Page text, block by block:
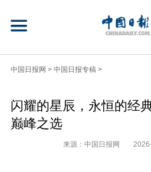
中国日报网 > 中国日报专稿 >
闪耀的星辰，永恒的
巅峰之选
来源：中国日报网